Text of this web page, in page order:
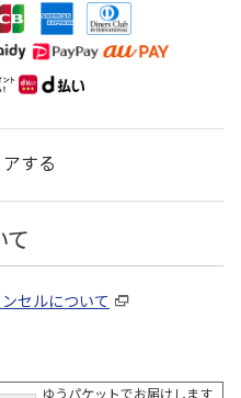
する
て
セルについて
ゆうパケットでお届けします